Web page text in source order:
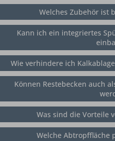
Welches Zubehör ist
Kann ich ein integriertes
Wie verhindere ich
Können Restebecken auch
Was sind die Vorteile
Welche Abtropffläche